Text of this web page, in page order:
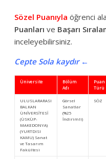
Sözel Puanıyla öğrenci
Puanları ve Başarı
inceleyebilirsiniz.
Cepte Sola kaydır ←
Üniversite
Bölüm
Adı
Puan
Türü
ULUSLARARASI
BALKAN
ÜNİVERSİTESİ
(ÜSKÜP-
MAKEDONYA)
(YURTDISI
KAMU) Sanat
ve Tasarım
Fakültesi
Görsel
Sanatlar
(%25
İndirimli)
SÖZ